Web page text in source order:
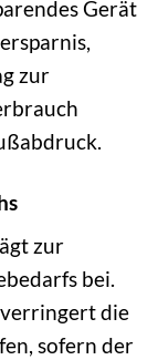
Gerät
zur
zur
bei.
die
sofern der